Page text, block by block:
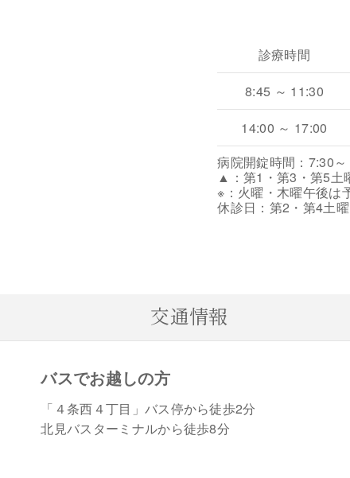
診療時間
8:45 ～ 11:30
14:00 ～ 17:00
病院開錠時間：7:30～
▲：第1・第3・第5土
※：火曜・木曜午後は
休診日：第2・第4土
交通情報
バスでお越しの方
「４条西４丁目」バス停から徒歩2分
北見バスターミナルから徒歩8分